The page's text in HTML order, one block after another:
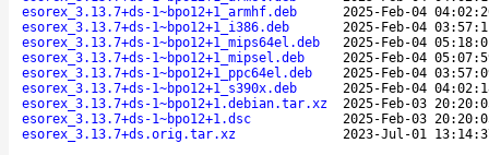
esorex_3.13.7+ds-1~bpo12+1_armhf.deb
2025-Feb-04
esorex_3.13.7+ds-1~bpo12+1_i386.deb
2025-Feb-04
esorex_3.13.7+ds-1~bpo12+1_mips64el.deb
2025-Feb-04
esorex_3.13.7+ds-1~bpo12+1_mipsel.deb
2025-Feb-04
esorex_3.13.7+ds-1~bpo12+1_ppc64el.deb
2025-Feb-04
esorex_3.13.7+ds-1~bpo12+1_s390x.deb
2025-Feb-04
esorex_3.13.7+ds-1~bpo12+1.debian.tar.xz
2025-Feb-03
esorex_3.13.7+ds-1~bpo12+1.dsc
2025-Feb-03
esorex_3.13.7+ds.orig.tar.xz
2023-Jul-01